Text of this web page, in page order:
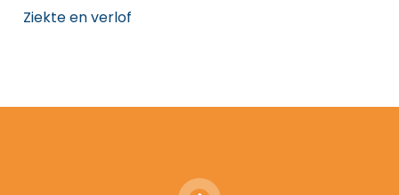
Ziekte en verlof